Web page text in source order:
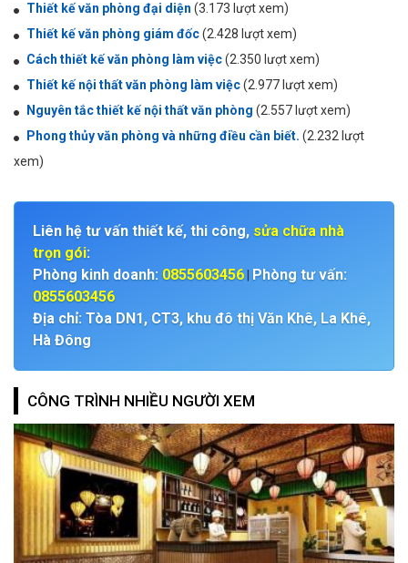
Thiết kế văn phòng đại diện (3.173 lượt xem)
Thiết kế văn phòng giám đốc(2.428 lượt xem)
Cách thiết kế văn phòng làm việc(2.350 lượt xem)
Thiết kế nội thất văn phòng làm việc(2.977 lượt xem)
Nguyên tắc thiết kế nội thất văn phòng (2.557 lượt xem)
Phong thủy văn phòng và những điều cần biết. (2.232 lượt
xem)
Liên hệ tư vấn thiết kế, thi công, sửa chữa nhà
trọn gói:
Phòng kinh doanh: 0855603456
Phòng tư vấn:
0855603456
Địa chỉ: Tòa DN1, CT3, khu đô thị Văn Khê, La Khê,
Hà Đông
CÔNG TRÌNH NHIỀU NGƯỜI XEM